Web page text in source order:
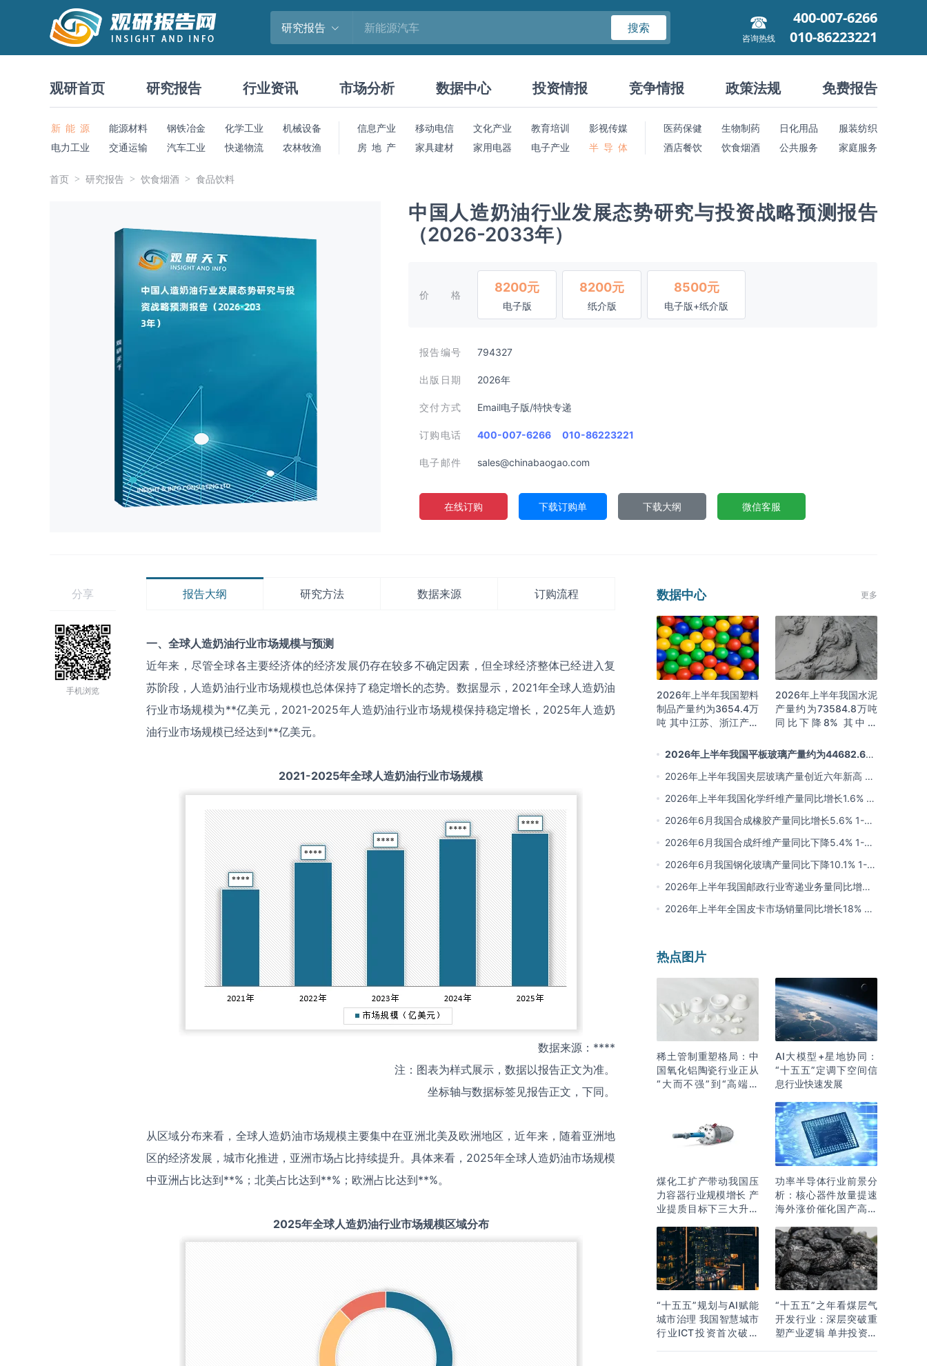
研究报告 搜索
咨询热线
400-007-6266
010-86223221
观研首页 研究报告 行业资讯 市场分析 数据中心 投资情报 竞争情报 政策法规 免费报告
新 能 源 能源材料 钢铁冶金 化学工业
机械设备
电力工业
交通运输 汽车工业 快递物流 农林牧渔
信息产业 移动电信 文化产业 教育培训
影视传媒
房 地 产
家具建材 家用电器 电子产业 半 导 体
医药保健 生物制药 日化用品
服装纺织
酒店餐饮
饮食烟酒 公共服务 家庭服务
首页 研究报告 饮食烟酒 食品饮料
中国人造奶油行业发展态势研究与投资战略预测报告
（2026-2033年）
价格
8200元
电子版
8200元
纸介版
8500元
电子版+纸介版
报告编号 794327
出版日期 2026年
交付方式 Email电子版/特快专递
订购电话 400-007-6266 010-86223221
电子邮件 sales@chinabaogao.com
在线订购 下载订购单 下载大纲 微信客服
分享
手机浏览
报告大纲 研究方法 数据来源 订购流程
一、全球人造奶油行业市场规模与预测
近年来，尽管全球各主要经济体的经济发展仍存在较多不确定因素，但全球经济整体已经进入复
苏阶段，人造奶油行业市场规模也总体保持了稳定增长的态势。数据显示，2021年全球人造奶油
行业市场规模为**亿美元，2021-2025年人造奶油行业市场规模保持稳定增长，2025年人造奶
油行业市场规模已经达到**亿美元。
2021-2025年全球人造奶油行业市场规模
数据来源：****
注：图表为样式展示，数据以报告正文为准。
坐标轴与数据标签见报告正文，下同。
从区域分布来看，全球人造奶油市场规模主要集中在亚洲北美及欧洲地区，近年来，随着亚洲地
区的经济发展，城市化推进，亚洲市场占比持续提升。具体来看，2025年全球人造奶油市场规模
中亚洲占比达到**%；北美占比达到**%；欧洲占比达到**%。
2025年全球人造奶油行业市场规模区域分布
数据中心 更多
2026年上半年我国塑料
制品产量约为3654.4万
吨 其中江苏、浙江产量
16.0%
2026年上半年我国水泥
产量约为73584.8万吨
同比下降8% 其中广
名前三
2026年上半年我国平板玻璃产量约为44682.6万
重量箱 同比下降5.7% 其中河北产量最多 占比16%
2026年上半年我国夹层玻璃产量创近六年新高 约
为7964.8万平方米 同比下降0.9%
2026年上半年我国化学纤维产量同比增长1.6% 其
中浙江、江苏产量分别占比42.03%、31.34%
2026年6月我国合成橡胶产量同比增长5.6% 1-6
月累计产量同比增长6.4%
2026年6月我国合成纤维产量同比下降5.4% 1-6
月累计产量为3815.7万吨 同比增长0.8%
2026年6月我国钢化玻璃产量同比下降10.1% 1-6
月累计产量同比下降8.4%
2026年上半年我国邮政行业寄递业务量同比增长
4.2% 业务收入同比增长6%
2026年上半年全国皮卡市场销量同比增长18% 出
热点图片
稀土管制重塑格局：中
国氧化铝陶瓷行业正从
“大而不强”到“高端突
AI大模型+星地协同：
“十五五”定调下空间信
息行业快速发展
煤化工扩产带动我国压
力容器行业规模增长 产
业提质目标下三大升级
功率半导体行业前景分
析：核心器件放量提速
海外涨价催化国产高端
“十五五”规划与AI赋能
城市治理 我国智慧城市
行业ICT投资首次破万
“十五五”之年看煤层气
开发行业：深层突破重
塑产业逻辑 单井投资成